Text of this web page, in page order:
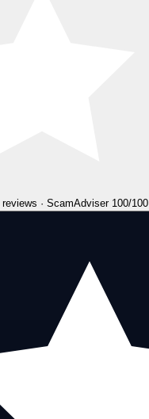
reviews · ScamAdviser 100/100